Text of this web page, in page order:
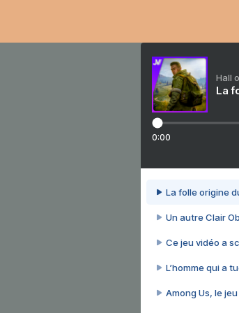
Hall
La
0:00
La folle origine
Un autre Clair
Ce jeu vidéo a
L’homme qui a
Among Us, le